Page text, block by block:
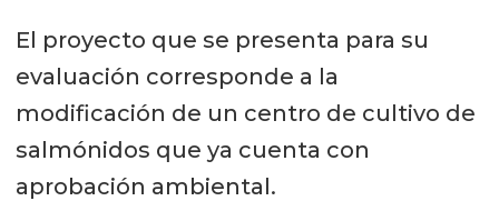
El proyecto que se presenta para su
evaluación corresponde a la
modificación de un centro de cultivo de
salmónidos que ya cuenta con
aprobación ambiental.